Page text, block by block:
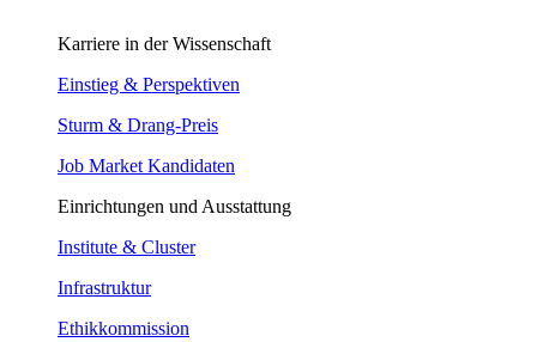
Karriere in der Wissenschaft
Einstieg & Perspektiven
Sturm & Drang-Preis
Job Market Kandidaten
Einrichtungen und Ausstattung
Institute & Cluster
Infrastruktur
Ethikkommission